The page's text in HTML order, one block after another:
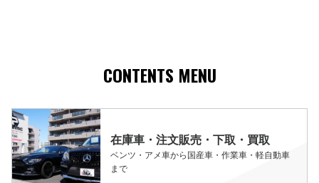
CONTENTS MENU
在庫車・注文販売・下取・買取
ベンツ・アメ車から国産車・作業車・軽自動車
まで